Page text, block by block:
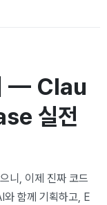
— Clau
실전
니, 이제 진짜 코드
와 함께 기획하고, E